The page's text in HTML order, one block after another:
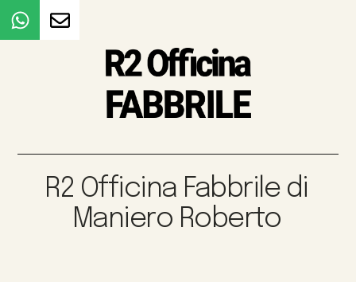
R2 Officina Fabbrile di
Maniero Roberto